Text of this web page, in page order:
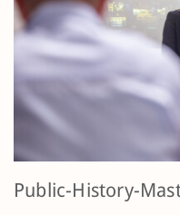
Public-History-